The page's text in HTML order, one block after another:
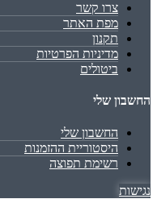
צרו קשר
מפת האתר
תקנון
מדיניות הפרטיות
ביטולים
החשבון שלי
החשבון שלי
היסטוריית ההזמנות
רשימת תפוצה
נגישות